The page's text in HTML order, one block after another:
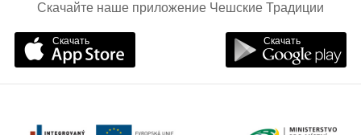
Скачайте наше приложение Чешские Традиции
Скачать Скачать